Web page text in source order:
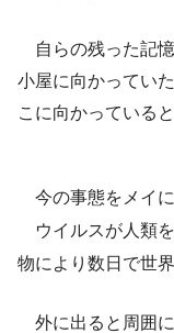
自らの残った記
小屋に向かってい
こに向かっている
今の事態をメイに
ウイルスが人類
物により数日で世
外に出ると周囲